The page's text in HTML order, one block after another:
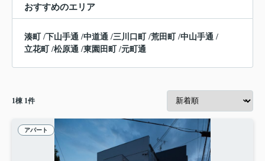
おすすめのエリア
湊町/下山手通 /中道通 /三川口町/荒田町/中山手通 /
立花町/松原通 /東園田町/元町通
1棟 1件
アパート